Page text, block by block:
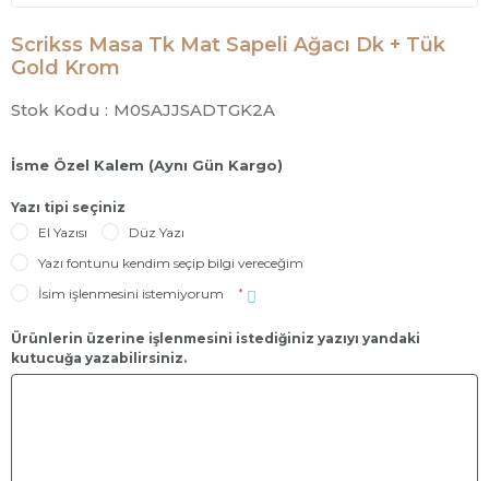
Scrikss Masa Tk Mat Sapeli Ağacı Dk + Tük
Gold Krom
Stok Kodu : M0SAJJSADTGK2A
İsme Özel Kalem (Aynı Gün Kargo)
Yazı tipi seçiniz
El Yazısı
Düz Yazı
Yazı fontunu kendim seçip bilgi vereceğim
İsim işlenmesini istemiyorum
*
Ürünlerin üzerine işlenmesini istediğiniz yazıyı yandaki
kutucuğa yazabilirsiniz.